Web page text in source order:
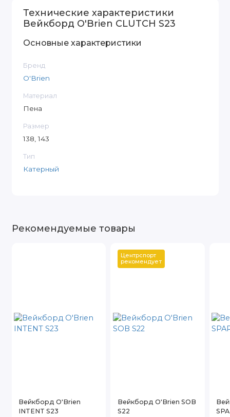
Технические характеристики
Вейкборд O'Brien CLUTCH S23
Основные характеристики
Бренд
O'Brien
Материал
Пена
Размер
138, 143
Тип
Катерный
Рекомендуемые товары
Вейкборд O'Brien
INTENT S23
Центрспорт
рекомендует
Вейкборд O'Brien SOB
S22